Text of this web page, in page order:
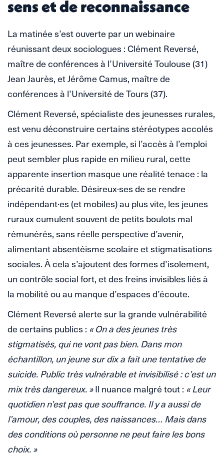
sens et de reconnaissance
La matinée s’est ouverte par un webinaire
réunissant deux sociologues : Clément Reversé,
maître de conférences à l’Université Toulouse (31)
Jean Jaurès, et Jérôme Camus, maître de
conférences à l’Université de Tours (37).
Clément Reversé, spécialiste des jeunesses rurales,
est venu déconstruire certains stéréotypes accolés
à ces jeunesses. Par exemple, si l’accès à l’emploi
peut sembler plus rapide en milieu rural, cette
apparente insertion masque une réalité tenace : la
précarité durable. Désireux·ses de se rendre
indépendant·es (et mobiles) au plus vite, les jeunes
ruraux cumulent souvent de petits boulots mal
rémunérés, sans réelle perspective d’avenir,
alimentant absentéisme scolaire et stigmatisations
sociales. À cela s’ajoutent des formes d’isolement,
un contrôle social fort, et des freins invisibles liés à
la mobilité ou au manque d’espaces d’écoute.
Clément Reversé alerte sur la grande vulnérabilité
de certains publics : « On a des jeunes très
stigmatisés, qui ne vont pas bien. Dans mon
échantillon, un jeune sur dix a fait une tentative de
suicide. Public très vulnérable et invisibilisé : c’est un
mix très dangereux. »Il nuance malgré tout : « Leur
quotidien n’est pas que souffrance. Il y a aussi de
l’amour, des couples, des naissances… Mais dans
des conditions où personne ne peut faire les bons
choix. »